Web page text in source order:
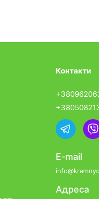
Контакти
E-mail
Адреса